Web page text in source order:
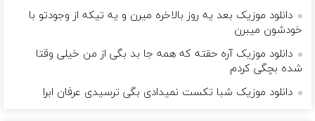
دانلود موزیک بعد یه روز بالاخره میرن و یه تیکه از وجودتو با
خودشون میبرن
دانلود موزیک آره حقته که همه جا بد بگی از من خیلی وقتا
شده بچگی کردم
دانلود موزیک شبا تکست نمیدادی بگی ترسیدی عرفان ابرا